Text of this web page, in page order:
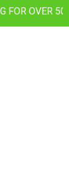
OVER 50